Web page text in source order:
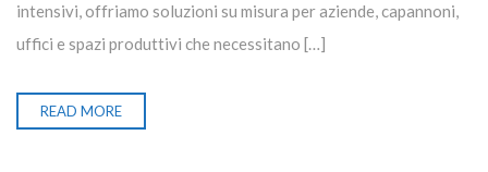
intensivi, offriamo soluzioni su misura per aziende, capannoni,
uffici e spazi produttivi che necessitano […]
READ MORE